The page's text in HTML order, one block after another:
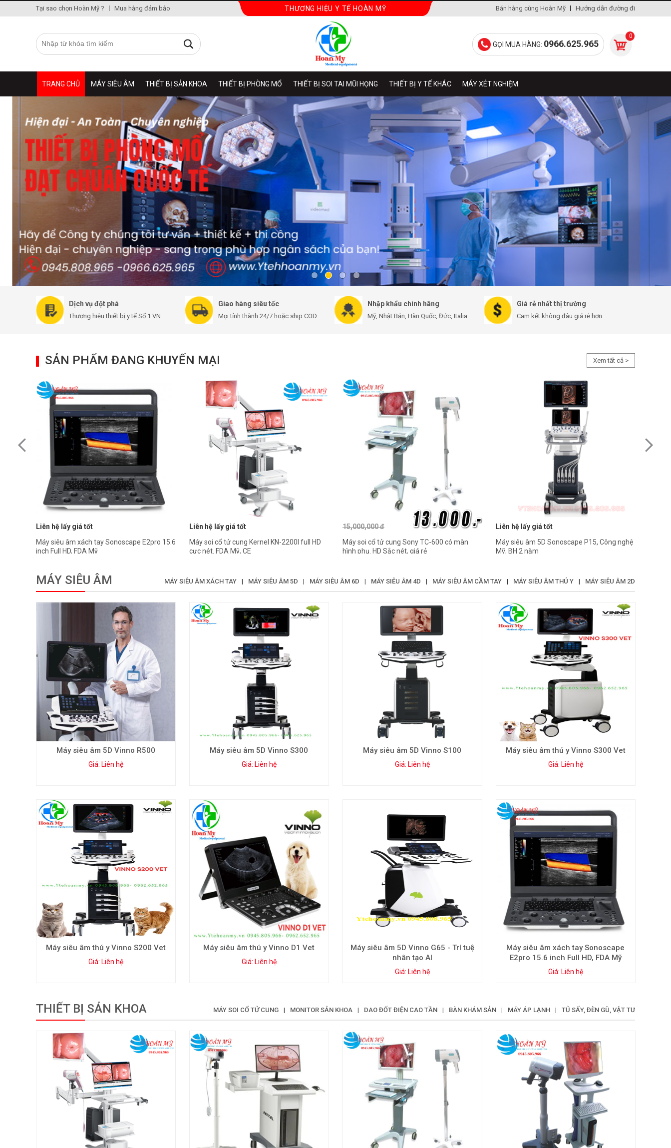
THƯƠNG HIỆU Y TẾ HOÀN MỸ Hướng dẫn đường đi
Bán hàng cùng Hoàn Mỹ
Tại sao chọn Hoàn Mỹ ? Mua hàng đảm bảo
0
GỌI MUA HÀNG: 0966.625.965
TRANG CHỦ MÁY SIÊU ÂM THIẾT BỊ SẢN KHOA THIẾT BỊ PHÒNG MỔ THIẾT BỊ SOI TAI MŨI HỌNG THIẾT BỊ Y TẾ KHÁC MÁY XÉT NGHIỆM
Dịch vụ đột phá
Thương hiệu thiết bị y tế Số 1 VN
Giao hàng siêu tốc
Mọi tỉnh thành 24/7 hoặc ship COD
Nhập khẩu chính hãng
Mỹ, Nhật Bản, Hàn Quốc, Đức, Italia
Giá rẻ nhất thị trường
Cam kết không đâu giá rẻ hơn
Xem tất cả >
SẢN PHẨM ĐANG KHUYẾN MẠI
Liên hệ lấy giá tốt
Máy siêu âm xách tay Sonoscape E2pro 15.6
inch Full HD, FDA Mỹ
Liên hệ lấy giá tốt
Máy soi cổ tử cung Kernel KN-2200I full HD
cực nét. FDA Mỹ, CE
15,000,000 đ
Máy soi cổ tử cung Sony TC-600 có màn
hình phụ. HD Sắc nét, giá rẻ
Liên hệ lấy giá tốt
Máy siêu âm 5D Sonoscape P15, Công nghệ
Mỹ, BH 2 năm
MÁY SIÊU ÂM XÁCH TAY | MÁY SIÊU ÂM 5D | MÁY SIÊU ÂM 6D | MÁY SIÊU ÂM 4D | MÁY SIÊU ÂM CẦM TAY | MÁY SIÊU ÂM THÚ Y | MÁY SIÊU ÂM 2D
MÁY SIÊU ÂM
Máy siêu âm 5D Vinno R500
Giá: Liên hệ
Máy siêu âm 5D Vinno S300
Giá: Liên hệ
Máy siêu âm 5D Vinno S100
Giá: Liên hệ
Máy siêu âm thú y Vinno S300 Vet
Giá: Liên hệ
Máy siêu âm thú y Vinno S200 Vet
Giá: Liên hệ
Máy siêu âm thú y Vinno D1 Vet
Giá: Liên hệ
Máy siêu âm 5D Vinno G65 - Trí tuệ
nhân tạo AI
Giá: Liên hệ
Máy siêu âm xách tay Sonoscape
E2pro 15.6 inch Full HD, FDA Mỹ
Giá: Liên hệ
MÁY SOI CỔ TỬ CUNG | MONITOR SẢN KHOA | DAO ĐỐT ĐIỆN CAO TẦN | BÀN KHÁM SẢN | MÁY ÁP LẠNH | TỦ SẤY, ĐÈN GÙ, VẬT TƯ
THIẾT BỊ SẢN KHOA